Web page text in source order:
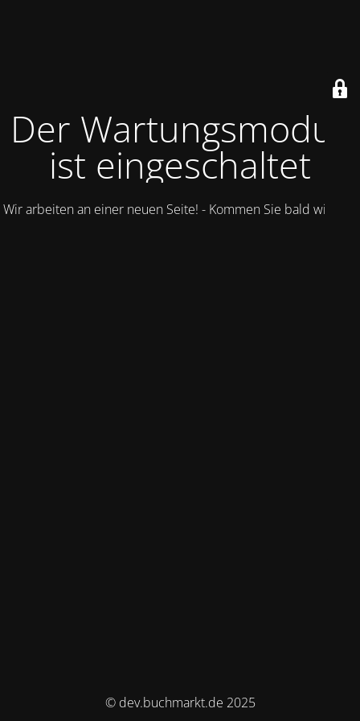
Der Wartungsmodus
ist eingeschaltet
Wir arbeiten an einer neuen Seite! - Kommen Sie bald wieder.
© dev.buchmarkt.de 2025